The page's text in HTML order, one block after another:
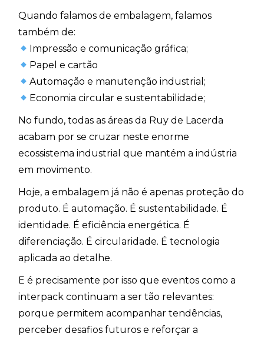
Quando falamos de embalagem, falamos
também de:
Impressão e comunicação gráfica;
Papel e cartão
Automação e manutenção industrial;
Economia circular e sustentabilidade;
No fundo, todas as áreas da Ruy de Lacerda
acabam por se cruzar neste enorme
ecossistema industrial que mantém a indústria
em movimento.
Hoje, a embalagem já não é apenas proteção do
produto. É automação. É sustentabilidade. É
identidade. É eficiência energética. É
diferenciação. É circularidade. É tecnologia
aplicada ao detalhe.
E é precisamente por isso que eventos como a
interpack continuam a ser tão relevantes:
porque permitem acompanhar tendências,
perceber desafios futuros e reforçar a